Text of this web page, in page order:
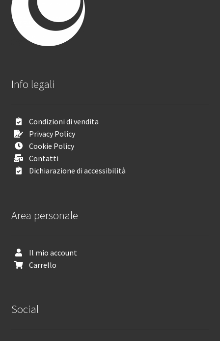
Info legali
Condizioni di vendita
Privacy Policy
Cookie Policy
Contatti
Dichiarazione di accessibilità
Area personale
Il mio account
Carrello
Social